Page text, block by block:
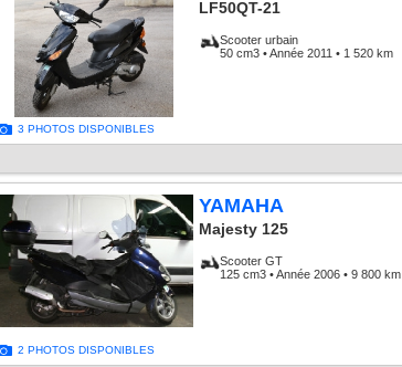
3 PHOTOS DISPONIBLES
LF50QT-21
Scooter urbain
50 cm3 • Année 2011 • 1 520 km
2 PHOTOS DISPONIBLES
YAMAHA
Majesty 125
Scooter GT
125 cm3 • Année 2006 • 9 800 km